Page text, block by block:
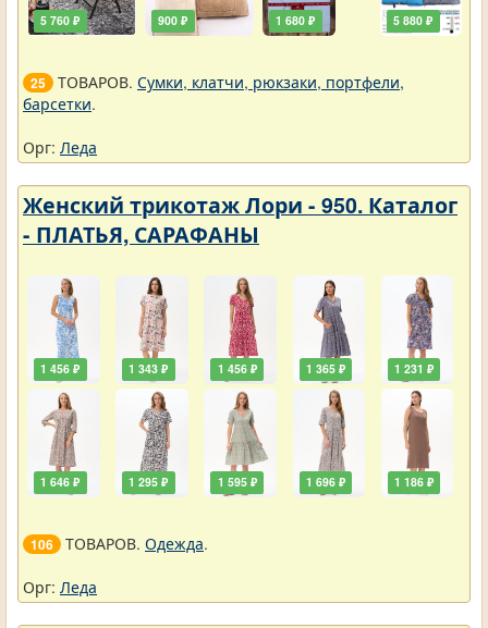
5 760 ₽ 900 ₽ 1 680 ₽ 5 880 ₽
25 ТОВАРОВ. Сумки, клатчи, рюкзаки, портфели,
барсетки.
Орг: Леда
Женский трикотаж Лори - 950. Каталог
- ПЛАТЬЯ, САРАФАНЫ
1 456 ₽
1 646 ₽
1 343 ₽
1 295 ₽
1 456 ₽
1 595 ₽
1 365 ₽
1 696 ₽
1 231 ₽
1 186 ₽
106 ТОВАРОВ. Одежда.
Орг: Леда